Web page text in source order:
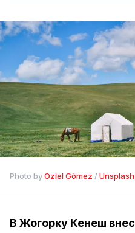
Photo by Oziel Gómez / Unsplash
В Жогорку Кенеш